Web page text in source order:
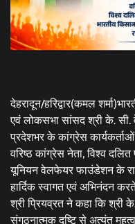
देहरादून/हरिद्वार(कमल
एवं लोकसभा सांसद श्री के.
प्रदेशभर के कांग्रेस
वरिष्ठ कांग्रेस नेता, विश्व
यूनियन वेलफेयर फाउंडेशन के
हार्दिक स्वागत एवं अभिनंदन
श्री प्रियव्रत ने कहा कि श्री
संगठनात्मक दृष्टि से अत्यंत